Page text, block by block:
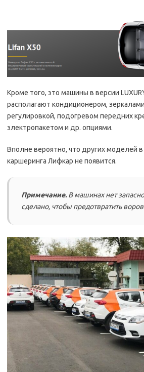
Кроме того, это машины в версии
располагают кондиционером,
регулировкой, подогревом передних
электропакетом и др. опциями.
Вполне вероятно, что других моделей в
каршеринга Лифкар не появится.
Примечание.В машинах нет
сделано, чтобы предотвратить